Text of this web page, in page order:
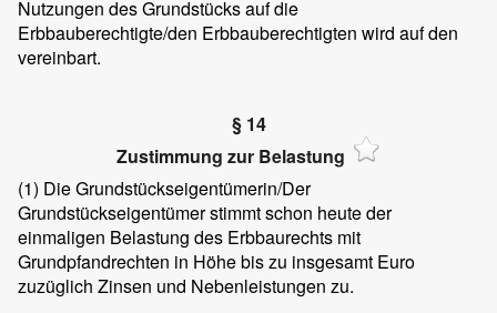
Nutzungen des Grundstücks auf die
Erbbauberechtigte/den Erbbauberechtigten wird auf den
vereinbart.
§ 14
Zustimmung zur Belastung
(1) Die Grundstückseigentümerin/Der
Grundstückseigentümer stimmt schon heute der
einmaligen Belastung des Erbbaurechts mit
Grundpfandrechten in Höhe bis zu insgesamt Euro
zuzüglich Zinsen und Nebenleistungen zu.